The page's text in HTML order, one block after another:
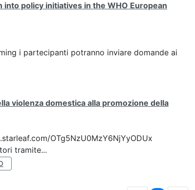
policy initiatives in the WHO European
i partecipanti potranno inviare domande ai
violenza domestica alla promozione della
OTg5NzU0MzY6NjYyODUx
tramite...